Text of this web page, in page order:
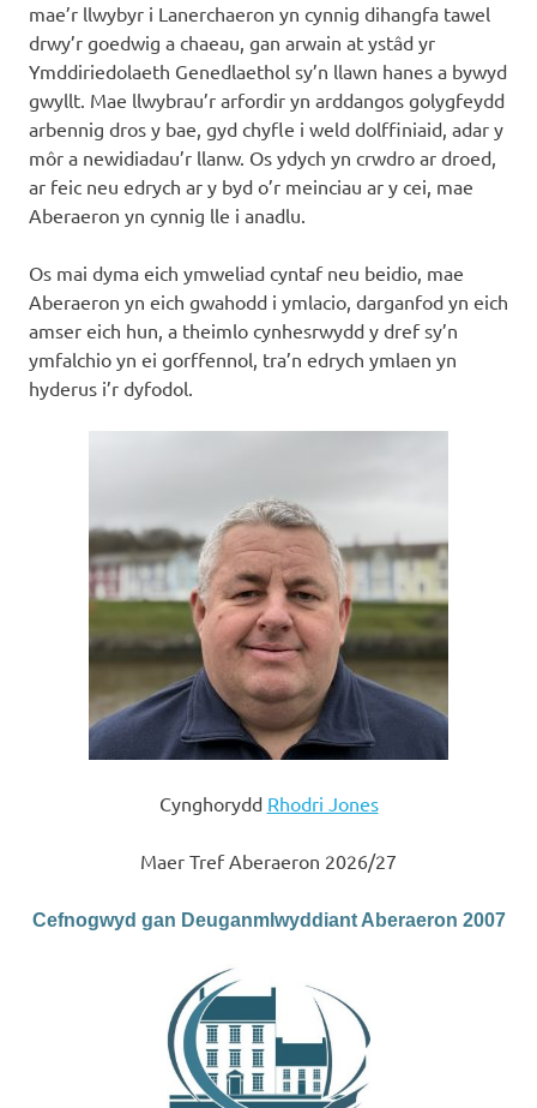
mae’r llwybyr i Lanerchaeron yn cynnig dihangfa tawel
drwy’r goedwig a chaeau, gan arwain at ystâd yr
Ymddiriedolaeth Genedlaethol sy’n llawn hanes a bywyd
gwyllt. Mae llwybrau’r arfordir yn arddangos golygfeydd
arbennig dros y bae, gyd chyfle i weld dolffiniaid, adar y
môr a newidiadau’r llanw. Os ydych yn crwdro ar droed,
ar feic neu edrych ar y byd o’r meinciau ar y cei, mae
Aberaeron yn cynnig lle i anadlu.
Os mai dyma eich ymweliad cyntaf neu beidio, mae
Aberaeron yn eich gwahodd i ymlacio, darganfod yn eich
amser eich hun, a theimlo cynhesrwydd y dref sy’n
ymfalchio yn ei gorffennol, tra’n edrych ymlaen yn
hyderus i’r dyfodol.
Cynghorydd Rhodri Jones
Maer Tref Aberaeron 2026/27
Cefnogwyd gan Deuganmlwyddiant Aberaeron 2007